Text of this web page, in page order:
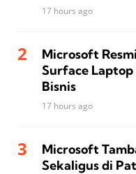
17 hours ago
Microsoft
Surface
Bisnis
17 hours ago
Microsoft
Sekaligus di